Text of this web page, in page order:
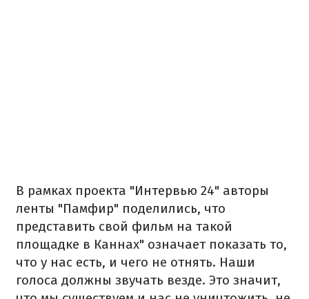
В рамках проекта "Интервью 24" авторы
ленты "Памфир" поделились, что
представить свой фильм на такой
площадке в Каннах" означает показать то,
что у нас есть, и чего не отнять. Наши
голоса должны звучать везде. Это значит,